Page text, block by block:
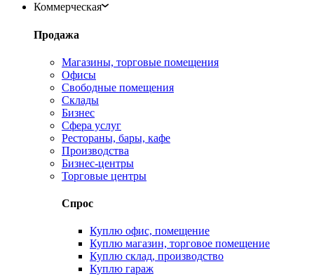
Коммерческая
Продажа
Магазины, торговые помещения
Офисы
Свободные помещения
Склады
Бизнес
Сфера услуг
Рестораны, бары, кафе
Производства
Бизнес-центры
Торговые центры
Спрос
Куплю офис, помещение
Куплю магазин, торговое помещение
Куплю склад, производство
Куплю гараж